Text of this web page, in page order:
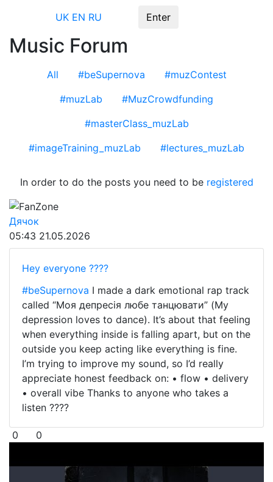
UK EN RU Enter
Music Forum
All #beSupernova
#muzContest
#muzLab
#MuzCrowdfunding
#masterClass_muzLab
#imageTraining_muzLab
#lectures_muzLab
In order to do the posts you need to be registered
FanZone
Дячок
05:43 21.05.2026
Hey everyone ????
#beSupernova I made a dark emotional rap track
called “Моя депресія любе танцювати” (My
depression loves to dance). It’s about that feeling
when everything inside is falling apart, but on the
outside you keep acting like everything is fine.
I’m trying to improve my sound, so I’d really
appreciate honest feedback on: • flow • delivery
• overall vibe Thanks to anyone who takes a
listen ????
0 0